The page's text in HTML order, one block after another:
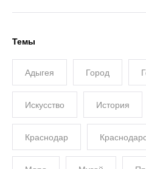
Темы
Адыгея Город
Искусство История
Краснодар